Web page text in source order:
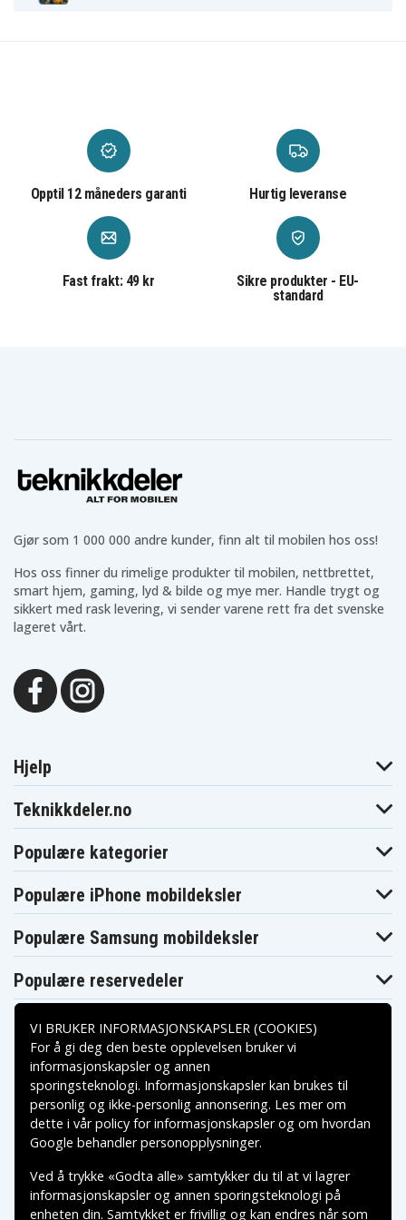
Opptil 12 måneders garanti Hurtig leveranse
Fast frakt: 49 kr
Sikre produkter - EU-
standard
Gjør som 1 000 000 andre kunder, finn alt til mobilen hos oss!
Hos oss finner du rimelige produkter til mobilen, nettbrettet,
smart hjem, gaming, lyd & bilde og mye mer. Handle trygt og
sikkert med rask levering, vi sender varene rett fra det svenske
lageret vårt.
Hjelp
Teknikkdeler.no
Populære kategorier
Populære iPhone mobildeksler
Populære Samsung mobildeksler
Populære reservedeler
Betalingsalternativer
Leveringsalternativer
VI BRUKER INFORMASJONSKAPSLER (COOKIES)
For å gi deg den beste opplevelsen bruker vi
informasjonskapsler og annen
sporingsteknologi. Informasjonskapsler kan brukes til
personlig og ikke-personlig annonsering. Les mer om
dette i vårpolicy for informasjonskapslerog om hvordan
Google behandler personopplysninger.
Ved å trykke «Godta alle» samtykker du til at vi lagrer
informasjonskapsler og annen sporingsteknologi på
enheten din. Samtykket er frivillig og kan endres når som